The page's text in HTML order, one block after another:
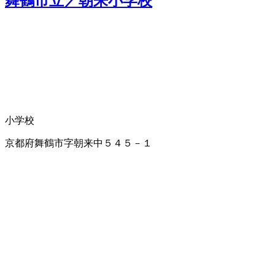
小学校
京都府舞鶴市字朝来中５４５－１